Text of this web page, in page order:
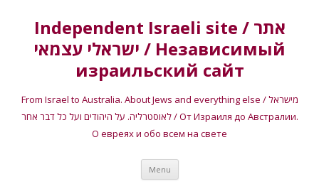
Independent Israeli site / אתר
ישראלי עצמאי / Независимый
израильский сайт
From Israel to Australia. About Jews and everything else / מישראל
לאוסטרליה. על היהודים ועל כל דבר אחר / От Израиля до Австралии.
О евреях и обо всем на свете
Menu Skip
content